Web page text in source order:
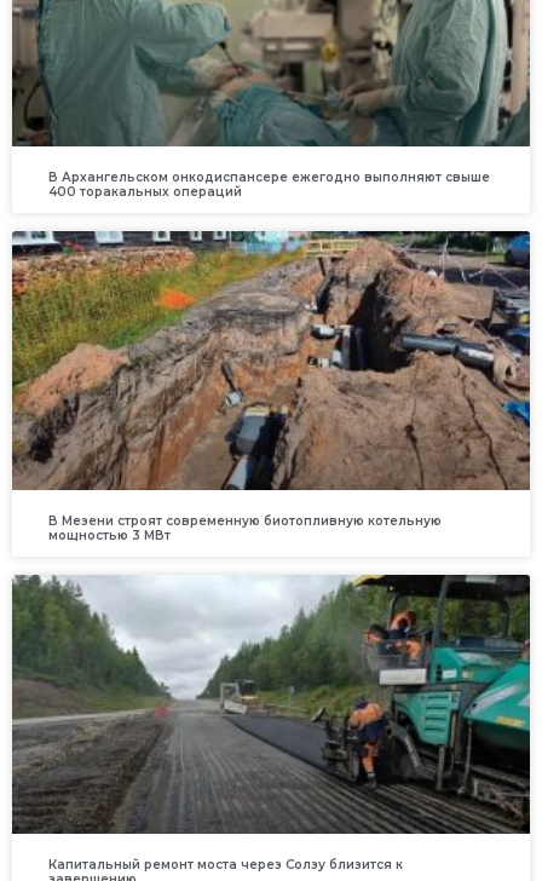
В Архангельском онкодиспансере ежегодно выполняют свыше
400 торакальных операций
В Мезени строят современную биотопливную котельную
мощностью 3 МВт
Капитальный ремонт моста через Солзу близится к